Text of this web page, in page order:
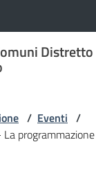
Distretto
/ Eventi /
La